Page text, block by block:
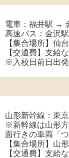
電車：福井駅 →
高速バス：金沢
【集合場所】仙
【交通費】支給
※入校日前日出発
山形新幹線：東
※新幹線は山形
面行きの車両「
【集合場所】山
【交通費】支給